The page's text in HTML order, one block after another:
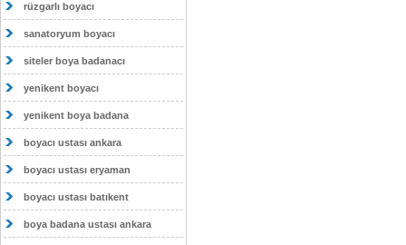
rüzgarlı boyacı
sanatoryum boyacı
siteler boya badanacı
yenikent boyacı
yenikent boya badana
boyacı ustası ankara
boyacı ustası eryaman
boyacı ustası batıkent
boya badana ustası ankara